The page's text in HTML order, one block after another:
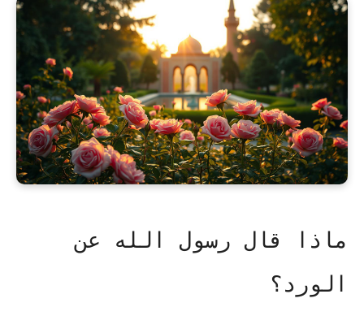
ماذا قال رسول الله عن
الورد؟